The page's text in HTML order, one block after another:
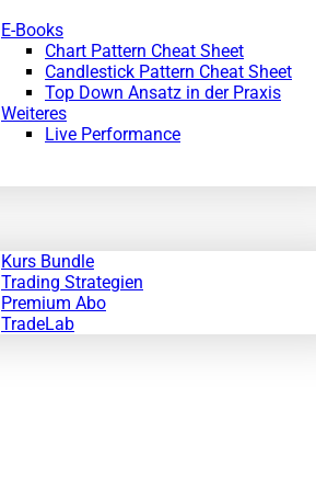
E-Books
Chart Pattern Cheat Sheet
Candlestick Pattern Cheat Sheet
Top Down Ansatz in der Praxis
Weiteres
Live Performance
Kurs Bundle
Trading Strategien
Premium Abo
TradeLab